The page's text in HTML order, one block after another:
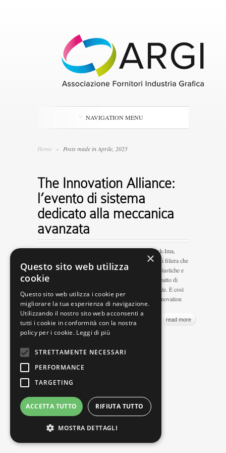
NAVIGATION MENU
Home » Posts made in Aprile, 2025
The Innovation Alliance:
l’evento di sistema
dedicato alla meccanica
avanzata
Quattro eventi in contemporanea – GreenPlast, Ipack-Ima,
Print4All e Intralogistica Italia – per un ecosistema di filiera che
va dalla tecnologia per la trasformazione di materie plastiche e
gomma al packaging, dalla stampa alla logistica Un patto di
resilienza tra alcuni settori della meccanica strumentale. È così
che, oggi, si guarda alla prossima edizione di The Innovation
Alliance, in...
read more
×
Questo sito web utilizza
cookie
Questo sito web utilizza i cookie per
migliorare la tua esperienza di navigazione.
Utilizzando il nostro sito web acconsenti a
tutti i cookie in conformità con la nostra
policy per i cookie. Leggi di più
STRETTAMENTE NECESSARI
PERFORMANCE
TARGETING
ACCETTA TUTTO RIFIUTA TUTTO
MOSTRA DETTAGLI